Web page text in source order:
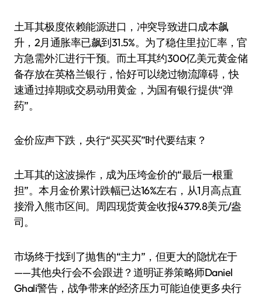
土耳其极度依赖能源进口，冲突导致进口成本飙
升，2月通胀率已飙到31.5%。为了稳住里拉汇率，官
方急需外汇进行干预。而土耳其约300亿美元黄金储
备存放在英格兰银行，恰好可以绕过物流障碍，快
速通过掉期或交易动用黄金，为国有银行提供“弹
药”。
金价应声下跌，央行“买买买”时代要结束？
土耳其的这波操作，成为压垮金价的“最后一根重
担”。本月金价累计跌幅已达16%左右，从1月高点直
接滑入熊市区间。周四现货黄金收报4379.8美元/盎
司。
市场终于找到了抛售的“主力”，但更大的隐忧在于
——其他央行会不会跟进？道明证券策略师Daniel
Ghali警告，战争带来的经济压力可能迫使更多央行